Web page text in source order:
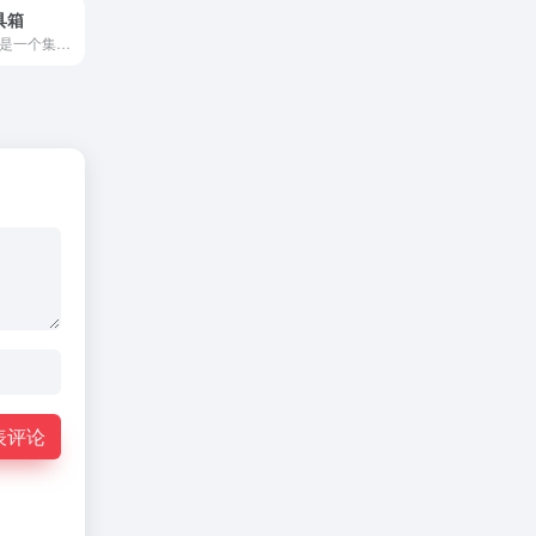
箱
评论